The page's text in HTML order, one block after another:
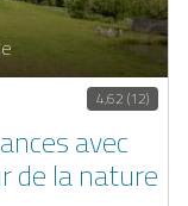
4,62 (12)
avec
de la nature